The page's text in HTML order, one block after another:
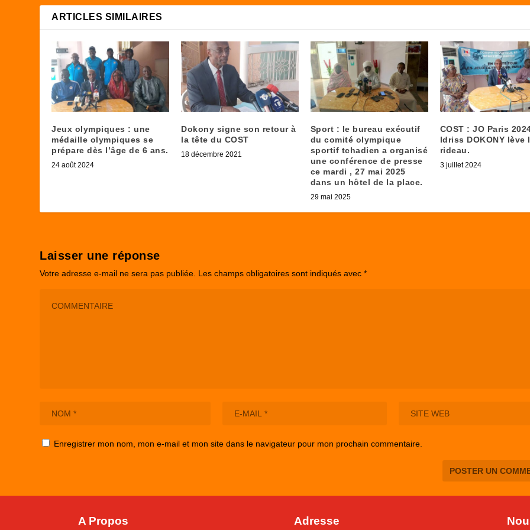
ARTICLES SIMILAIRES
Jeux olympiques : une
médaille olympiques se
prépare dès l’âge de 6 ans.
24 août 2024
Dokony signe son retour à
la tête du COST
18 décembre 2021
Sport : le bureau exécutif
du comité olympique
sportif tchadien a organisé
une conférence de presse
ce mardi , 27 mai 2025
dans un hôtel de la place.
29 mai 2025
COST : JO Paris
Idriss DOKONY lève
rideau.
3 juillet 2024
Laisser une réponse
Votre adresse e-mail ne sera pas publiée. Les champs obligatoires sont indiqués avec*
Enregistrer mon nom, mon e-mail et mon site dans le navigateur pour mon prochain commentaire.
A Propos Adresse